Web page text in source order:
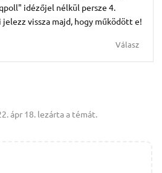
idézőjel nélkül persze 4.
vissza majd, hogy működött e!
Válasz
ápr 18. lezárta a témát.